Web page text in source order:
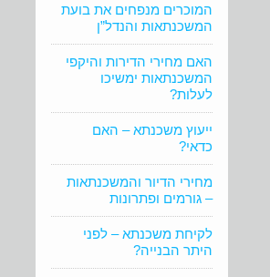
המוכרים מנפחים את בועת
המשכנתאות והנדל”ן
האם מחירי הדירות והיקפי
המשכנתאות ימשיכו
לעלות?
ייעוץ משכנתא – האם
כדאי?
מחירי הדיור והמשכנתאות
– גורמים ופתרונות
לקיחת משכנתא – לפני
היתר הבנייה?